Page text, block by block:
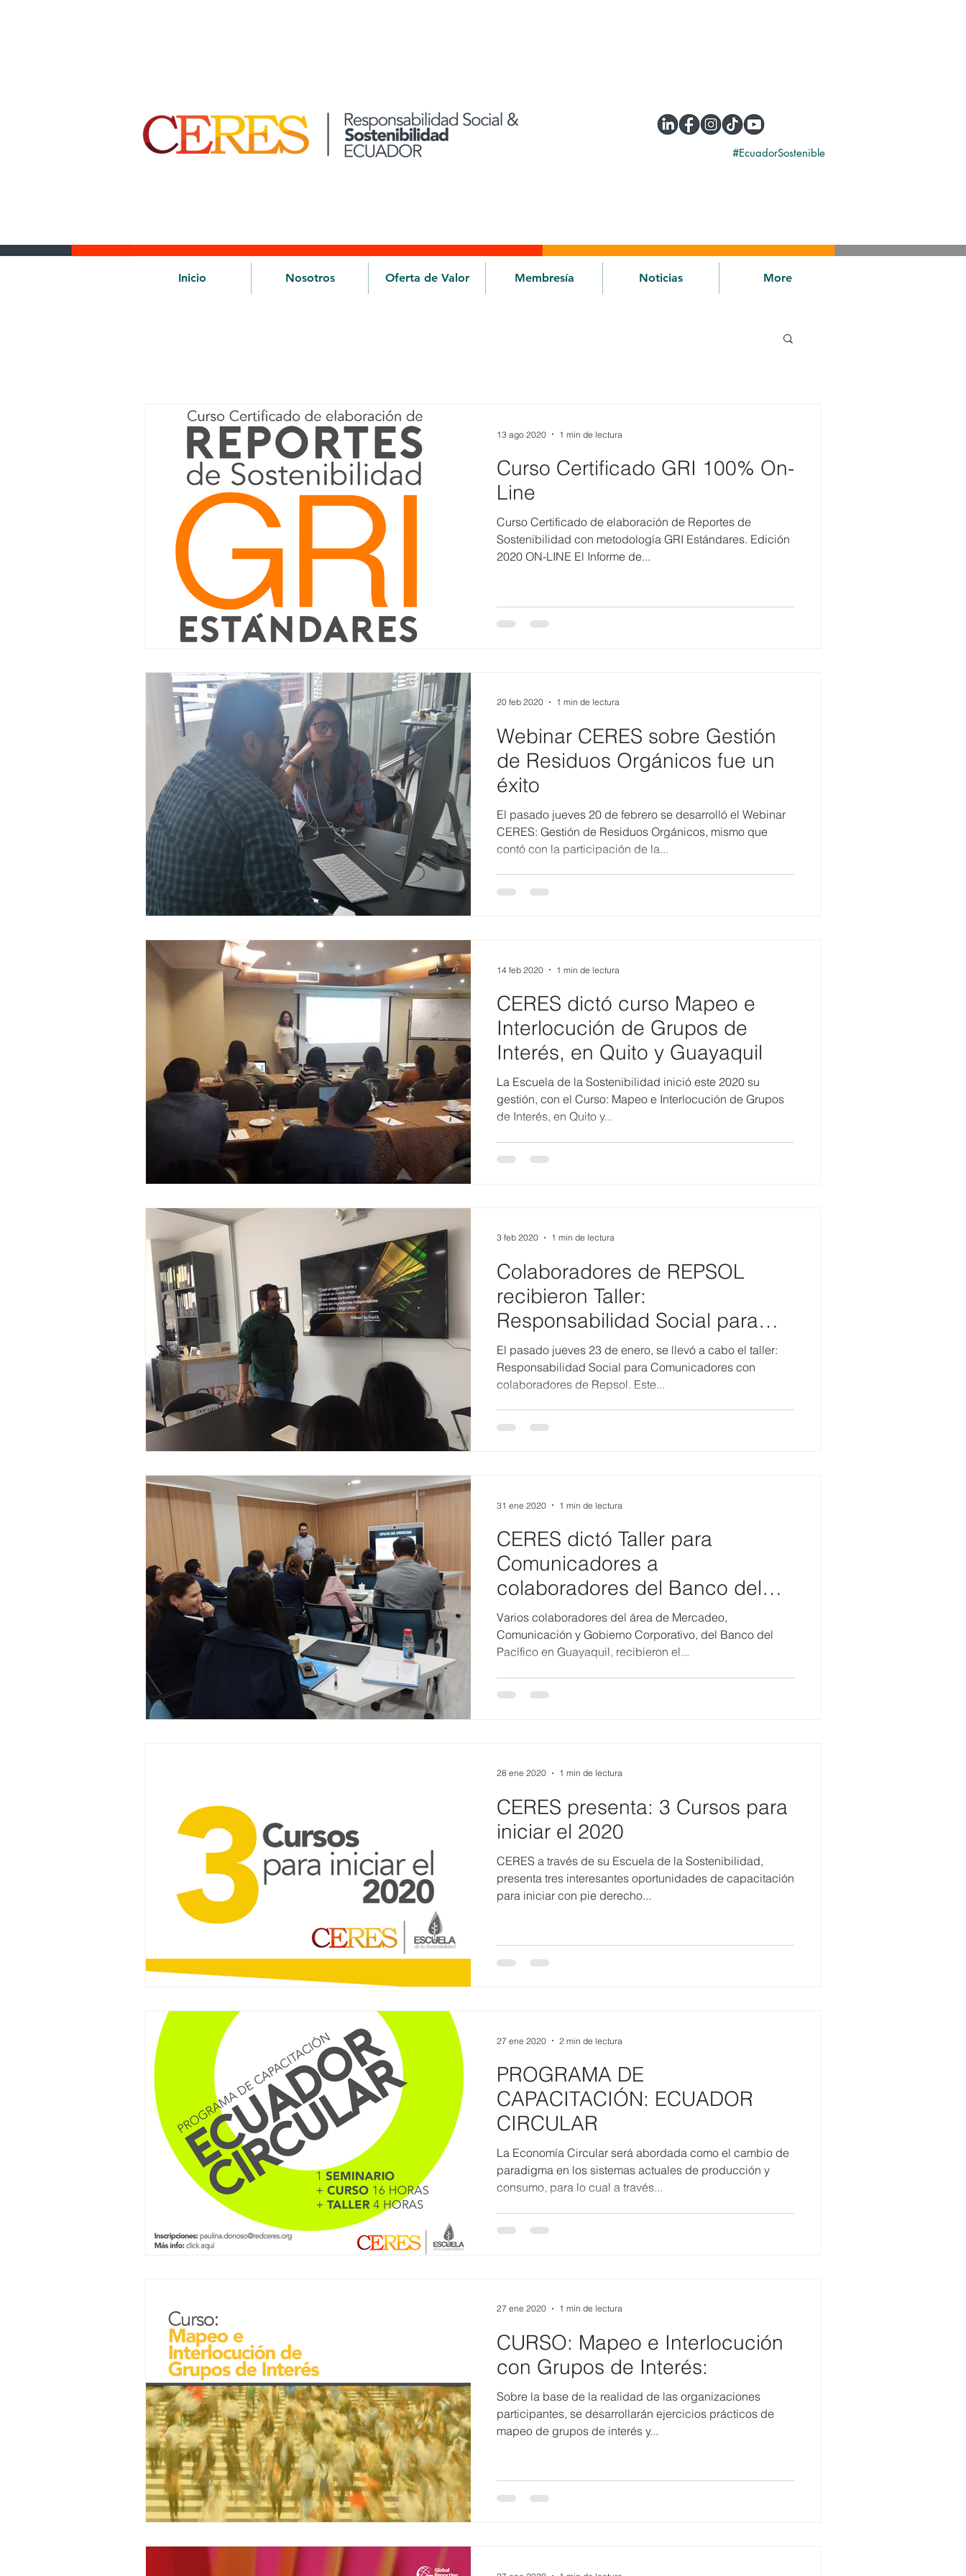
#EcuadorSostenible
Inicio Nosotros Oferta de Valor Membresía Noticias More
Curso Certificado GRI 100% On-
Line
Curso Certificado de elaboración de Reportes de
Sostenibilidad con metodología GRI Estándares. Edición
2020 ON-LINE El Informe de...
13 ago 2020 1 min de lectura
Webinar CERES sobre Gestión
de Residuos Orgánicos fue un
éxito
El pasado jueves 20 de febrero se desarrolló el Webinar
CERES: Gestión de Residuos Orgánicos, mismo que
contó con la participación de la...
20 feb 2020 1 min de lectura
CERES dictó curso Mapeo e
Interlocución de Grupos de
Interés, en Quito y Guayaquil
La Escuela de la Sostenibilidad inició este 2020 su
gestión, con el Curso: Mapeo e Interlocución de Grupos
de Interés, en Quito y...
14 feb 2020 1 min de lectura
Colaboradores de REPSOL
recibieron Taller:
Responsabilidad Social para
Comunicadores
El pasado jueves 23 de enero, se llevó a cabo el taller:
Responsabilidad Social para Comunicadores con
colaboradores de Repsol. Este...
3 feb 2020 1 min de lectura
CERES dictó Taller para
Comunicadores a
colaboradores del Banco del
Pacífico en Guayaquil
Varios colaboradores del área de Mercadeo,
Comunicación y Gobierno Corporativo, del Banco del
Pacífico en Guayaquil, recibieron el...
31 ene 2020 1 min de lectura
CERES presenta: 3 Cursos para
iniciar el 2020
CERES a través de su Escuela de la Sostenibilidad,
presenta tres interesantes oportunidades de capacitación
para iniciar con pie derecho...
28 ene 2020 1 min de lectura
PROGRAMA DE
CAPACITACIÓN: ECUADOR
CIRCULAR
La Economía Circular será abordada como el cambio de
paradigma en los sistemas actuales de producción y
consumo, para lo cual a través...
27 ene 2020 2 min de lectura
CURSO: Mapeo e Interlocución
con Grupos de Interés:
Sobre la base de la realidad de las organizaciones
participantes, se desarrollarán ejercicios prácticos de
mapeo de grupos de interés y...
27 ene 2020 1 min de lectura